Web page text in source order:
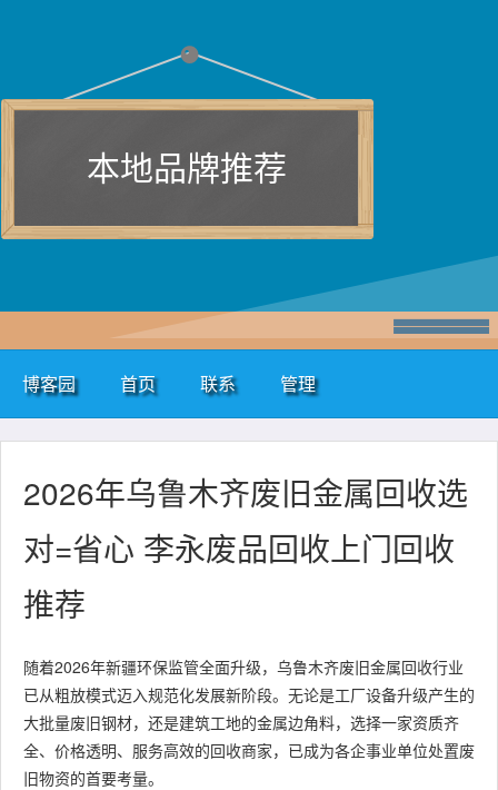
本地品牌推荐
博客园 首页 联系 管理
2026年乌鲁木齐废旧金属回收选
对=省心 李永废品回收上门回收
推荐
随着2026年新疆环保监管全面升级，乌鲁木齐废旧金属回收行业
已从粗放模式迈入规范化发展新阶段。无论是工厂设备升级产生的
大批量废旧钢材，还是建筑工地的金属边角料，选择一家资质齐
全、价格透明、服务高效的回收商家，已成为各企事业单位处置废
旧物资的首要考量。